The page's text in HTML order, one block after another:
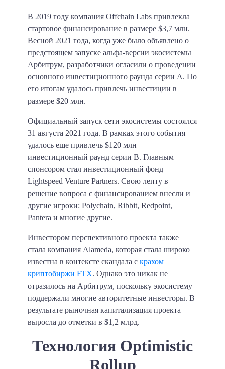
В 2019 году компания Offchain Labs привлекла
стартовое финансирование в размере $3,7 млн.
Весной 2021 года, когда уже было объявлено о
предстоящем запуске альфа-версии экосистемы
Арбитрум, разработчики огласили о проведении
основного инвестиционного раунда серии А. По
его итогам удалось привлечь инвестиции в
размере $20 млн.
Официальный запуск сети экосистемы состоялся
31 августа 2021 года. В рамках этого события
удалось еще привлечь $120 млн —
инвестиционный раунд серии В. Главным
спонсором стал инвестиционный фонд
Lightspeed Venture Partners. Свою лепту в
решение вопроса с финансированием внесли и
другие игроки: Polychain, Ribbit, Redpoint,
Pantera и многие другие.
Инвестором перспективного проекта также
стала компания Alameda, которая стала широко
известна в контексте скандала с крахом
криптобиржи FTX. Однако это никак не
отразилось на Арбитрум, поскольку экосистему
поддержали многие авторитетные инвесторы. В
результате рыночная капитализация проекта
выросла до отметки в $1,2 млрд.
Технология Optimistic
Rollup